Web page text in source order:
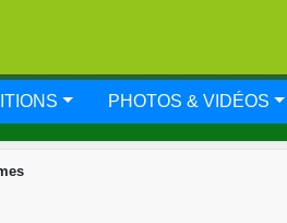
PHOTOS & VIDÉOS